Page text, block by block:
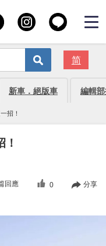
简
新車．絕版車 編輯
招！
！
回應 0 分享